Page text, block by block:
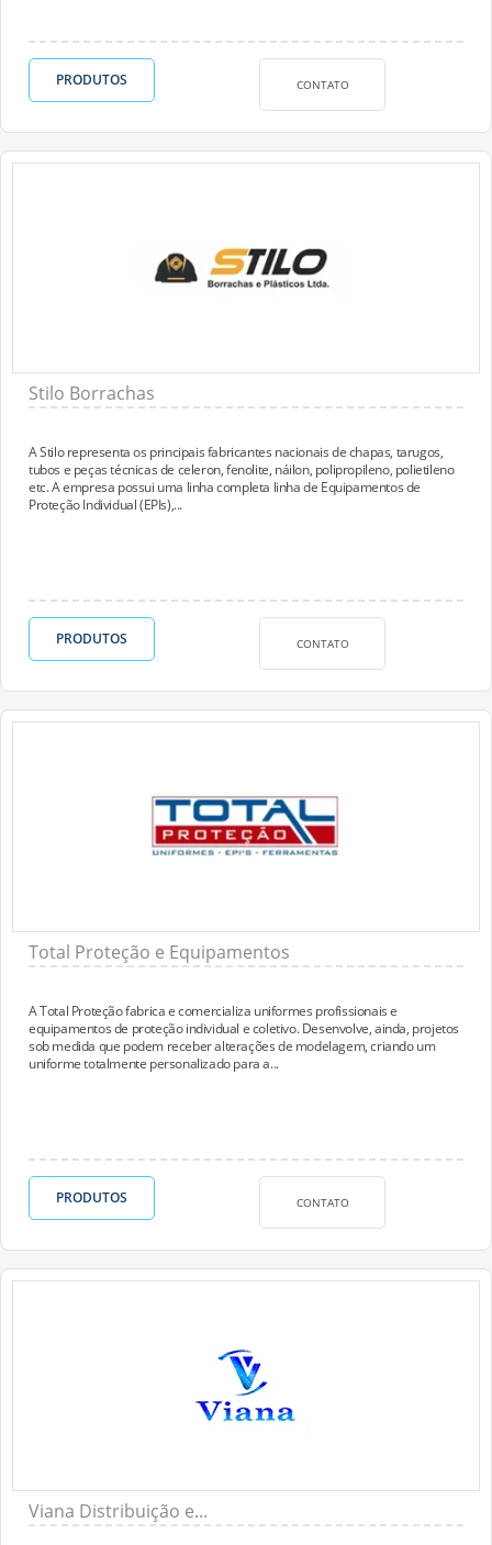
PRODUTOS CONTATO
Stilo Borrachas
A Stilo representa os principais fabricantes nacionais de chapas, tarugos,
tubos e peças técnicas de celeron, fenolite, náilon, polipropileno, polietileno
etc. A empresa possui uma linha completa linha de Equipamentos de
Proteção Individual (EPIs),...
PRODUTOS CONTATO
Total Proteção e Equipamentos
A Total Proteção fabrica e comercializa uniformes profissionais e
equipamentos de proteção individual e coletivo. Desenvolve, ainda, projetos
sob medida que podem receber alterações de modelagem, criando um
uniforme totalmente personalizado para a...
PRODUTOS CONTATO
Viana Distribuição e...